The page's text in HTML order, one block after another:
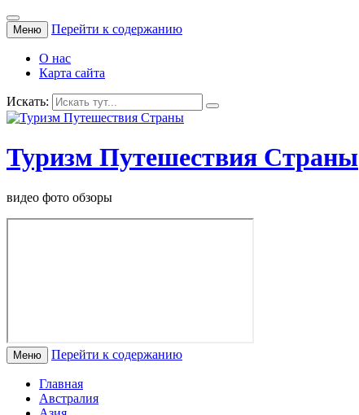
Меню Перейти к содержанию
О нас
Карта сайта
Искать:
Туризм Путешествия Страны
видео фото обзоры
Меню Перейти к содержанию
Главная
Австралия